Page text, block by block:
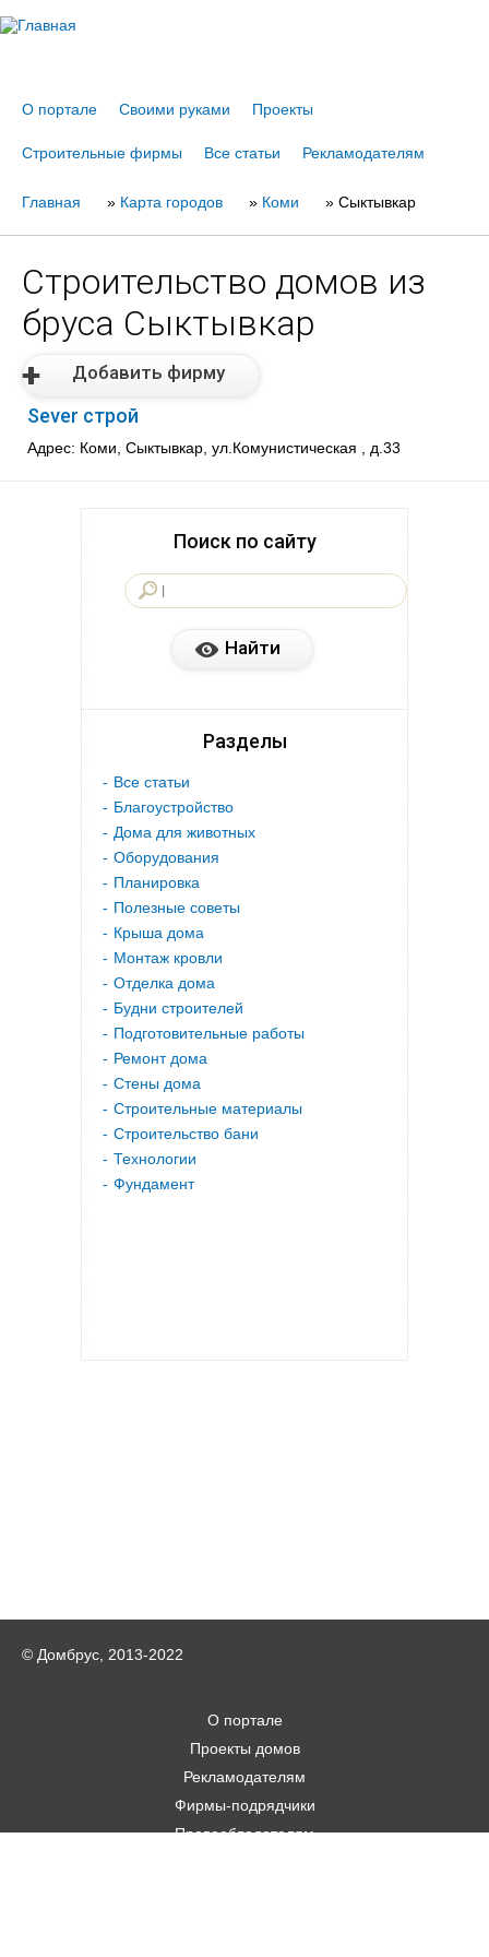
О портале Своими руками Проекты
Строительные фирмы Все статьи Рекламодателям
Вы
здесь
Главная » Карта городов » Коми » Сыктывкар
Строительство домов из
бруса Сыктывкар
Добавить фирму
Sever строй
Адрес: Коми, Сыктывкар, ул.Комунистическая , д.33
Поиск по сайту
Разделы
Все статьи
Благоустройство
Дома для животных
Оборудования
Планировка
Полезные советы
Крыша дома
Монтаж кровли
Отделка дома
Будни строителей
Подготовительные работы
Ремонт дома
Стены дома
Строительные материалы
Строительство бани
Технологии
Фундамент
© Домбрус, 2013-2022
О портале
Проекты домов
Рекламодателям
Фирмы-подрядчики
Правообладателям